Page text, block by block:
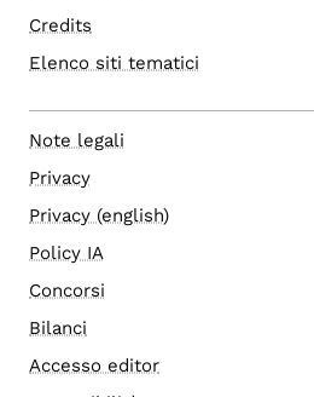
Credits
Elenco siti tematici
Note legali
Privacy
Privacy (english)
Policy IA
Concorsi
Bilanci
Accesso editor